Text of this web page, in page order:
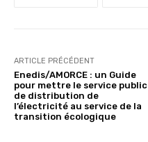
ARTICLE PRÉCÉDENT
Enedis/AMORCE : un Guide
pour mettre le service public
de distribution de
l’électricité au service de la
transition écologique